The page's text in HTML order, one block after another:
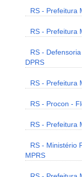
RS - Prefeitura
RS - Prefeitura
RS -
DPRS
RS - Prefeitura
RS - Procon -
RS - Prefeitura
RS - Ministério
MPRS